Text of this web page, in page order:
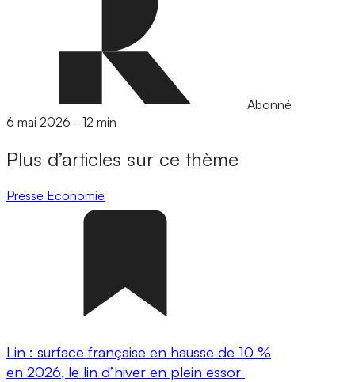
Abonné
6 mai 2026 - 12 min
Plus d’articles sur ce thème
Presse Economie
Lin : surface française en hausse de 10 %
en 2026, le lin d’hiver en plein essor